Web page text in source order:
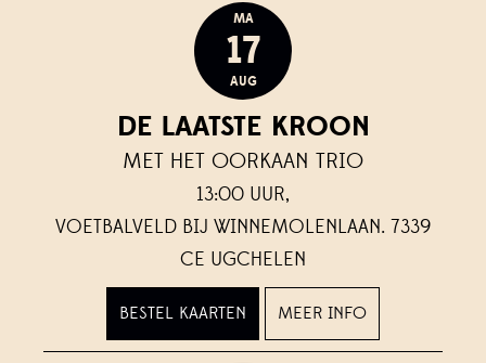
MA
17
AUG
DE LAATSTE KROON
MET HET OORKAAN TRIO
13:00 UUR,
VOETBALVELD BIJ WINNEMOLENLAAN. 7339
CE UGCHELEN
BESTEL KAARTEN MEER INFO